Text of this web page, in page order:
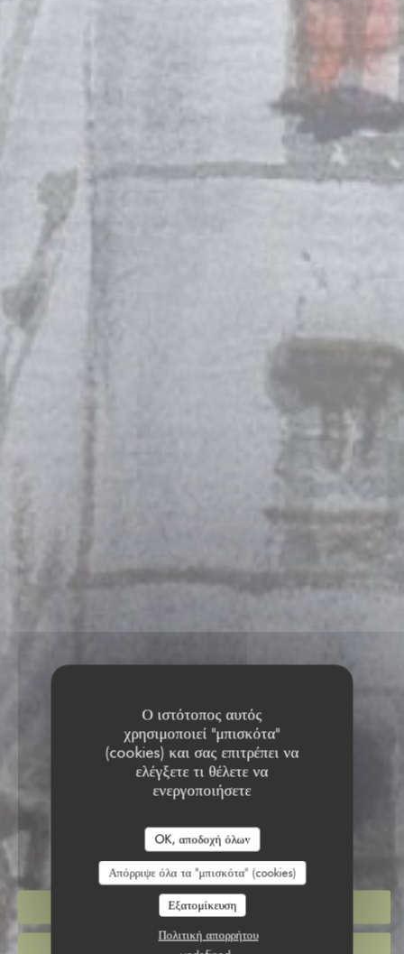
Ο ιστότοπος αυτός
χρησιμοποιεί "μπισκότα"
(cookies) και σας επιτρέπει να
ελέγξετε τι θέλετε να
ενεργοποιήσετε
OK, αποδοχή όλων
Απόρριψε όλα τα "μπισκότα" (cookies)
Εξατομίκευση
Πολιτική απορρήτου
RESTAURANT CHEZ
NATHALIE
RESTAURANT CHEZ
ΠΆΡΕ ΜΑΚΡΙΆ|PARIS
ΚΆΝΤΕ ΚΡΆΤΗΣΗ ΤΡΑΠΕΖΙΟΎ
ΠΑΊΡΝΩ ΜΑΚΡΙΆ